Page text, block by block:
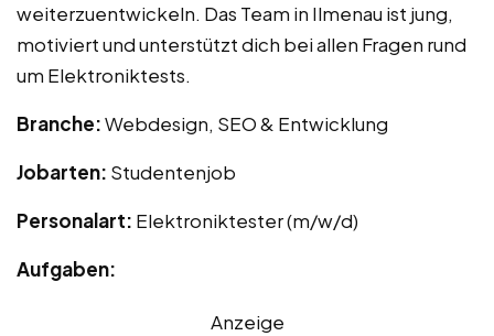
weiterzuentwickeln. Das Team in Ilmenau ist jung,
motiviert und unterstützt dich bei allen Fragen rund
um Elektroniktests.
Branche:Webdesign, SEO & Entwicklung
Jobarten: Studentenjob
Personalart: Elektroniktester (m/w/d)
Aufgaben:
Anzeige